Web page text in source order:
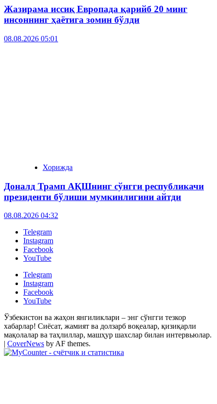
Жазирама иссиқ Европада қарийб 20 минг
инсоннинг ҳаётига зомин бўлди
08.08.2026 05:01
Хорижда
Доналд Трамп АҚШнинг сўнгги республикачи
президенти бўлиши мумкинлигини айтди
08.08.2026 04:32
Telegram
Instagram
Facebook
YouTube
Telegram
Instagram
Facebook
YouTube
Ўзбекистон ва жаҳон янгиликлари – энг сўнгги тезкор
хабарлар! Сиёсат, жамият ва долзарб воқеалар, қизиқарли
мақолалар ва таҳлиллар, машҳур шахслар билан интервьюлар.
| CoverNews by AF themes.